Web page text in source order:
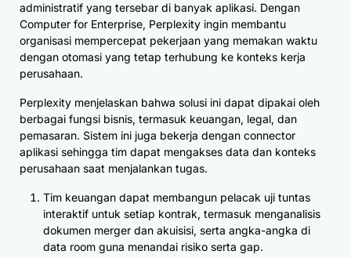
administratif yang tersebar di banyak aplikasi. Dengan
Computer for Enterprise, Perplexity ingin membantu
organisasi mempercepat pekerjaan yang memakan waktu
dengan otomasi yang tetap terhubung ke konteks kerja
perusahaan.
Perplexity menjelaskan bahwa solusi ini dapat dipakai oleh
berbagai fungsi bisnis, termasuk keuangan, legal, dan
pemasaran. Sistem ini juga bekerja dengan connector
aplikasi sehingga tim dapat mengakses data dan konteks
perusahaan saat menjalankan tugas.
Tim keuangan dapat membangun pelacak uji tuntas
interaktif untuk setiap kontrak, termasuk menganalisis
dokumen merger dan akuisisi, serta angka-angka di
data room guna menandai risiko serta gap.